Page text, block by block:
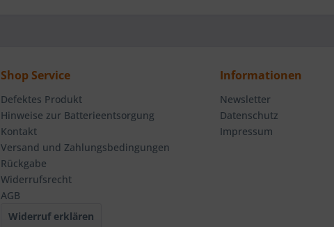
Shop Service
Defektes Produkt
Hinweise zur Batterieentsorgung
Kontakt
Versand und Zahlungsbedingungen
Rückgabe
Widerrufsrecht
AGB
Widerruf erklären
Informationen
Newsletter
Datenschutz
Impressum